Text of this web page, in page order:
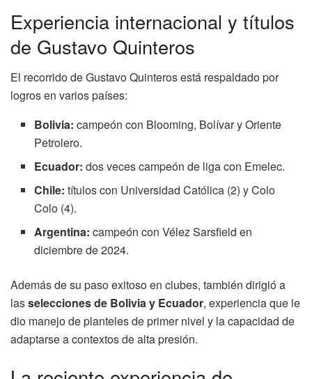
Experiencia internacional y títulos
de Gustavo Quinteros
El recorrido de Gustavo Quinteros está respaldado por
logros en varios países:
Bolivia: campeón con Blooming, Bolívar y Oriente
Petrolero.
Ecuador: dos veces campeón de liga con Emelec.
Chile: títulos con Universidad Católica (2) y Colo
Colo (4).
Argentina: campeón con Vélez Sarsfield en
diciembre de 2024.
Además de su paso exitoso en clubes, también dirigió a
lasselecciones de Bolivia y Ecuador, experiencia que le
dio manejo de planteles de primer nivel y la capacidad de
adaptarse a contextos de alta presión.